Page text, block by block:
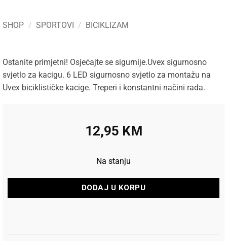
SHOP / SPORTOVI / BICIKLIZAM
Ostanite primjetni! Osjećajte se sigurnije.Uvex sigurnosno
svjetlo za kacigu. 6 LED sigurnosno svjetlo za montažu na
Uvex biciklističke kacige. Treperi i konstantni načini rada.
12,95 KM
Na stanju
DODAJ U KORPU